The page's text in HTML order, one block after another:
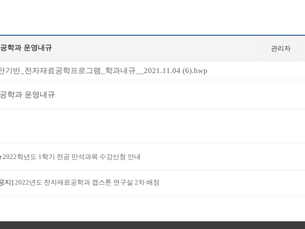
학과 운영내규 관리자
기반_전자재료공학프로그램_학과내규__2021.11.04 (6).hwp
학과 운영내규
학년도 1학기 전공 만석과목 수강신청 안내
지] 2022년도 전자재료공학과 캡스톤 연구실 2차 배정